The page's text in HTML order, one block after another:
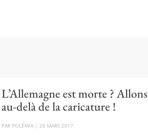
L’Allemagne est morte ? Allons
au-delà de la caricature !
PAR POLÉMIA| 26 MARS 2017